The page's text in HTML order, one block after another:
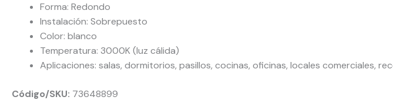
Forma: Redondo
Instalación: Sobrepuesto
Color: blanco
Temperatura: 3000K (luz cálida)
Aplicaciones: salas, dormitorios, pasillos, cocinas, oficinas, locales comerciales,
Código/SKU: 73648899